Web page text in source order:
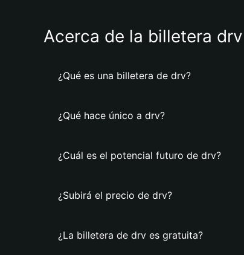
Acerca de la billetera drv
¿Qué es una billetera de drv?
¿Qué hace único a drv?
¿Cuál es el potencial futuro de drv?
¿Subirá el precio de drv?
¿La billetera de drv es gratuita?